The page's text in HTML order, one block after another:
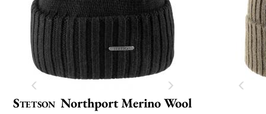
Stetson Northport Merino Wool